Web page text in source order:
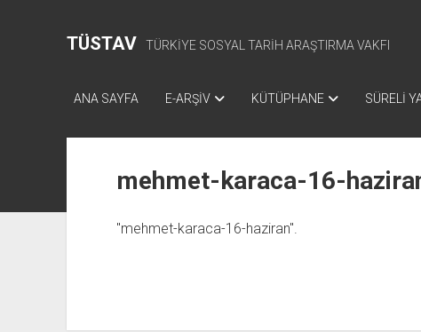
TÜSTAV TÜRKİYE SOSYAL TARİH ARAŞTIRMA VAKFI
ANA SAYFA E-ARŞİV KÜTÜPHANE SÜRELİ
mehmet-karaca-16-
"mehmet-karaca-16-haziran".